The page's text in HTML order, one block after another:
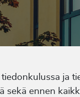
ja
ennen